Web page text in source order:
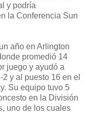
y podría
la Conferencia Sun
año en Arlington
promedió 14
juego y ayudó a
2 y al puesto 16 en el
Su equipo tuvo 5
en la División
uno de los cuales